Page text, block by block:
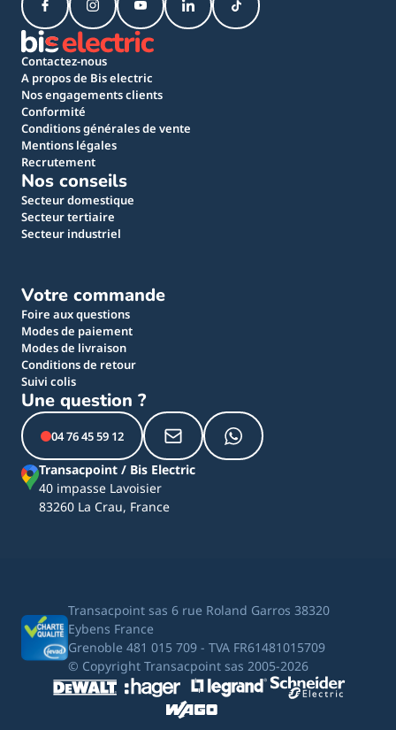
Contactez-nous
A propos de Bis electric
Nos engagements clients
Conformité
Conditions générales de vente
Mentions légales
Recrutement
Nos conseils
Secteur domestique
Secteur tertiaire
Secteur industriel
Votre commande
Foire aux questions
Modes de paiement
Modes de livraison
Conditions de retour
Suivi colis
Une question ?
04 76 45 59 12
Transacpoint / Bis Electric
40 impasse Lavoisier
83260 La Crau, France
Transacpoint sas 6 rue Roland Garros 38320
Eybens France
Grenoble 481 015 709 - TVA FR61481015709
© Copyright Transacpoint sas 2005-2026